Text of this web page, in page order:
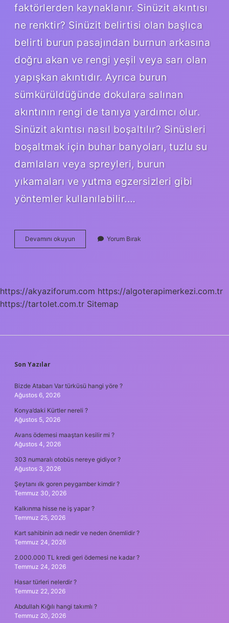
faktörlerden kaynaklanır. Sinüzit akıntısı
ne renktir? Sinüzit belirtisi olan başlıca
belirti burun pasajından burnun arkasına
doğru akan ve rengi yeşil veya sarı olan
yapışkan akıntıdır. Ayrıca burun
sümkürüldüğünde dokulara salınan
akıntının rengi de tanıya yardımcı olur.
Sinüzit akıntısı nasıl boşaltılır? Sinüsleri
boşaltmak için buhar banyoları, tuzlu su
damlaları veya spreyleri, burun
yıkamaları ve yutma egzersizleri gibi
yöntemler kullanılabilir.…
Devamını okuyun Sinüslerin
Akması
Yorum Bırak
https://akyaziforum.com https://algoterapimerkezi.com.tr
https://tartolet.com.tr Sitemap
SIDEBAR
Son Yazılar
Bizde Atabarı Var türküsü hangi yöre ?
Ağustos 6, 2026
Konya’daki Kürtler nereli ?
Ağustos 5, 2026
Avans ödemesi maaştan kesilir mi ?
Ağustos 4, 2026
303 numaralı otobüs nereye gidiyor ?
Ağustos 3, 2026
Şeytanı ılk goren peygamber kimdir ?
Temmuz 30, 2026
Kalkınma hisse ne iş yapar ?
Temmuz 25, 2026
Kart sahibinin adı nedir ve neden önemlidir ?
Temmuz 24, 2026
2.000.000 TL kredi geri ödemesi ne kadar ?
Temmuz 24, 2026
Hasar türleri nelerdir ?
Temmuz 22, 2026
Abdullah Kığılı hangi takımlı ?
Temmuz 20, 2026